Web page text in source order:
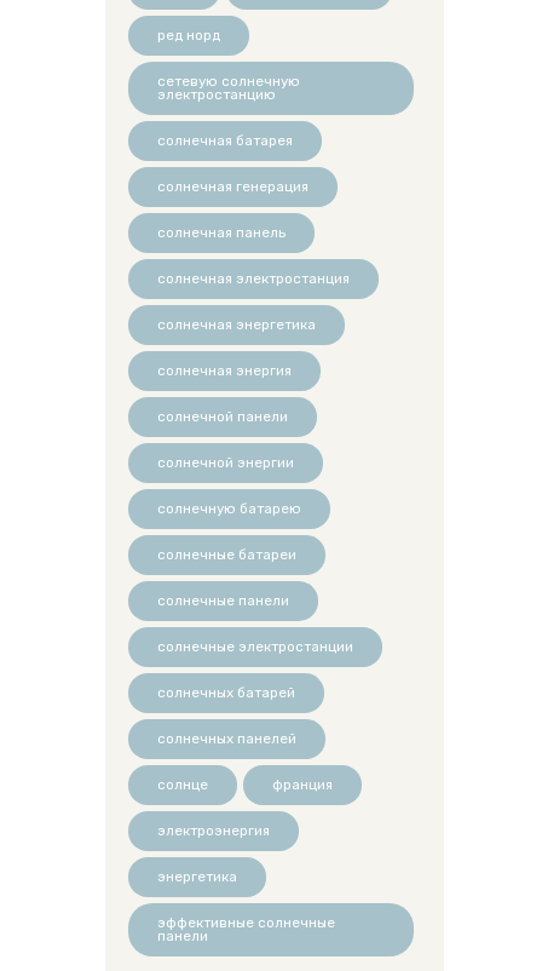
ред норд
сетевую солнечную
электростанцию
солнечная батарея
солнечная генерация
солнечная панель
солнечная электростанция
солнечная энергетика
солнечная энергия
солнечной панели
солнечной энергии
солнечную батарею
солнечные батареи
солнечные панели
солнечные электростанции
солнечных батарей
солнечных панелей
солнце франция
электроэнергия
энергетика
эффективные солнечные
панели